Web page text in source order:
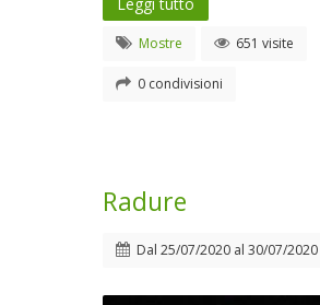
Mostre 651 visite
0 condivisioni
Radure
Dal 25/07/2020 al 30/07/2020